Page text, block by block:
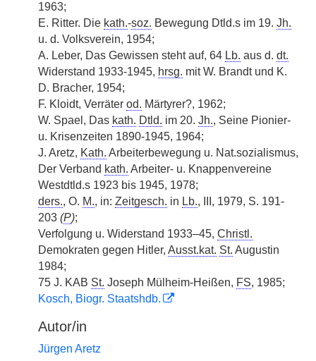
1963;
E. Ritter. Die kath.-soz. Bewegung Dtld.s im 19. Jh.
u. d. Volksverein, 1954;
A. Leber, Das Gewissen steht auf, 64 Lb. aus d. dt.
Widerstand 1933-1945, hrsg. mit W. Brandt und K.
D. Bracher, 1954;
F. Kloidt, Verräter od. Märtyrer?, 1962;
W. Spael, Das kath. Dtld. im 20. Jh., Seine Pionier-
u. Krisenzeiten 1890-1945, 1964;
J. Aretz, Kath. Arbeiterbewegung u. Nat.sozialismus,
Der Verband kath. Arbeiter- u. Knappenvereine
Westdtld.s 1923 bis 1945, 1978;
ders., O. M., in: Zeitgesch. in Lb., III, 1979, S. 191-
203 (P);
Verfolgung u. Widerstand 1933–45, Christl.
Demokraten gegen Hitler, Ausst.kat. St. Augustin
1984;
75 J. KAB St. Joseph Mülheim-Heißen, FS, 1985;
Kosch, Biogr. Staatshdb.
Autor/in
Jürgen Aretz